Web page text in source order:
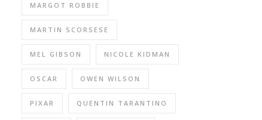
MARGOT ROBBIE
MARTIN SCORSESE
MEL GIBSON NICOLE KIDMAN
OSCAR OWEN WILSON
PIXAR QUENTIN TARANTINO